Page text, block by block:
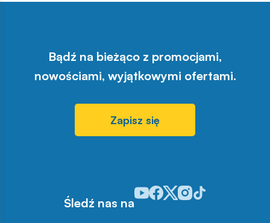
Bądź na bieżąco z promocjami,
nowościami, wyjątkowymi ofertami.
Zapisz się
Śledź nas na
Odwiedź nasz profil w serwisie
Odwiedź nasz profil w
Odwiedź nasz profil w
Odwiedź nasz profil w
Odwiedź nasz